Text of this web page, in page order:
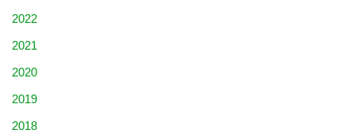
2022
2021
2020
2019
2018